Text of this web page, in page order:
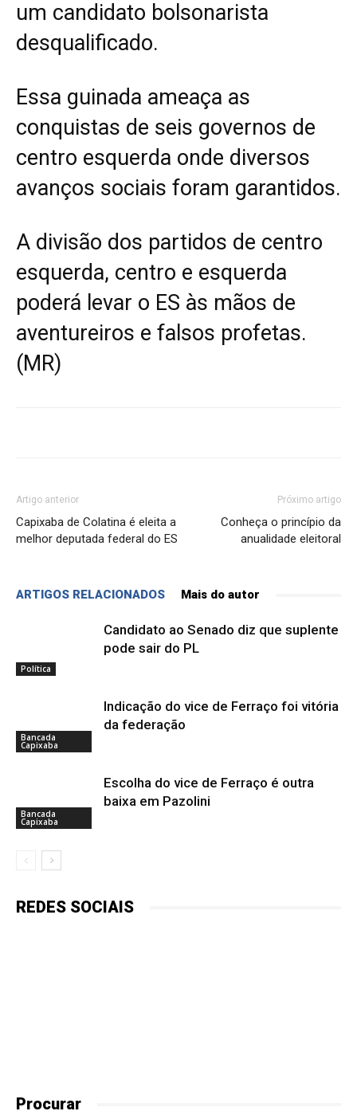
um candidato bolsonarista
desqualificado.
Essa guinada ameaça as
conquistas de seis governos de
centro esquerda onde diversos
avanços sociais foram garantidos.
A divisão dos partidos de centro
esquerda, centro e esquerda
poderá levar o ES às mãos de
aventureiros e falsos profetas.
(MR)
Artigo anterior
Capixaba de Colatina é eleita a
melhor deputada federal do ES
Próximo artigo
Conheça o princípio da
anualidade eleitoral
ARTIGOS RELACIONADOS Mais do autor
Política
Candidato ao Senado diz que suplente
pode sair do PL
Bancada
Capixaba
Indicação do vice de Ferraço foi vitória
da federação
Bancada
Capixaba
Escolha do vice de Ferraço é outra
baixa em Pazolini
REDES SOCIAIS
Procurar